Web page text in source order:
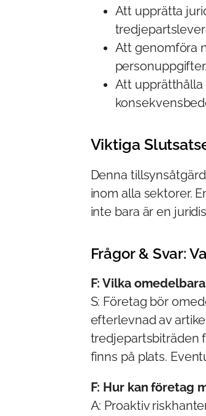
Att upprätta
Att genomföra
personuppgifter.
Att
Viktiga
Denna
inom alla sektorer.
inte bara är en
Frågor & Svar:
F: Vilka
S: Företag bör
efterlevnad av
tredjepartsbiträden
finns på plats.
F: Hur kan företag
A: Proaktiv